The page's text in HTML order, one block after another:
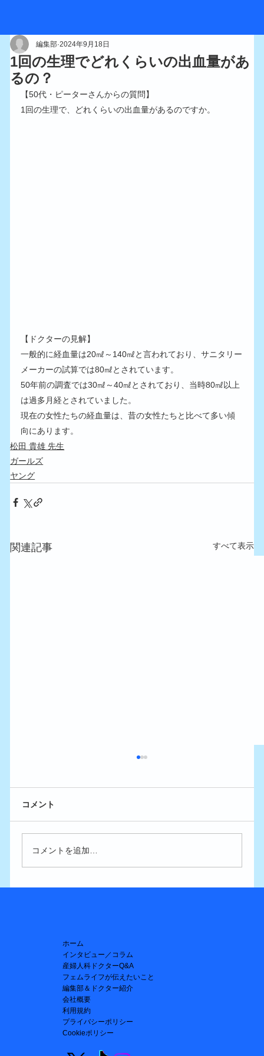
1回の生理でどれくらいの出血量があ
るの？
編集部 2024年9月18日
【50代・ピーターさんからの質問】
1回の生理で、どれくらいの出血量があるのですか。
【ドクターの見解】
一般的に経血量は20㎖～140㎖と言われており、サニタリー
メーカーの試算では80㎖とされています。
50年前の調査では30㎖～40㎖とされており、当時80㎖以上
は過多月経とされていました。
現在の女性たちの経血量は、昔の女性たちと比べて多い傾
向にあります。
松田 貴雄 先生
ガールズ
ヤング
関連記事 すべて表示
コメント
コメントを追加…
ホーム
インタビュー／コラム
産婦人科ドクターQ&A
フェムライフが伝えたいこと
編集部＆ドクター紹介
会社概要
利用規約
プライバシーポリシー
Cookieポリシー